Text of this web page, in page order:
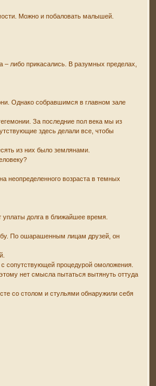
Можно и побаловать малышей.
либо прикасались. В разумных пределах,
Однако собравшимся в главном зале
За последние пол века мы из
здесь делали все, чтобы
из них было землянами.
возраста в темных
долга в ближайшее время.
По ошарашенным лицам друзей, он
сопутствующей процедурой омоложения.
нет смысла пытаться вытянуть оттуда
со столом и стульями обнаружили себя